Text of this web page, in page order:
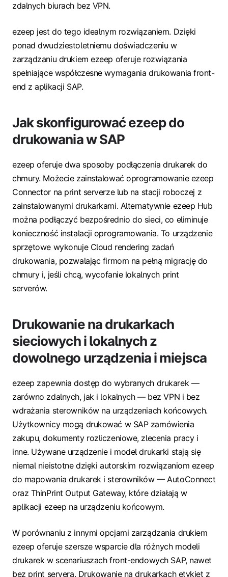
zdalnych biurach bez VPN.
ezeep jest do tego idealnym rozwiązaniem. Dzięki
ponad dwudziestoletniemu doświadczeniu w
zarządzaniu drukiem ezeep oferuje rozwiązania
spełniające współczesne wymagania drukowania front-
end z aplikacji SAP.
Jak skonfigurować ezeep do
drukowania w SAP
ezeep oferuje dwa sposoby podłączenia drukarek do
chmury. Możecie zainstalować oprogramowanie ezeep
Connector na print serverze lub na stacji roboczej z
zainstalowanymi drukarkami. Alternatywnie ezeep Hub
można podłączyć bezpośrednio do sieci, co eliminuje
konieczność instalacji oprogramowania. To urządzenie
sprzętowe wykonuje Cloud rendering zadań
drukowania, pozwalając firmom na pełną migrację do
chmury i, jeśli chcą, wycofanie lokalnych print
serverów.
Drukowanie na drukarkach
sieciowych i lokalnych z
dowolnego urządzenia i miejsca
ezeep zapewnia dostęp do wybranych drukarek —
zarówno zdalnych, jak i lokalnych — bez VPN i bez
wdrażania sterowników na urządzeniach końcowych.
Użytkownicy mogą drukować w SAP zamówienia
zakupu, dokumenty rozliczeniowe, zlecenia pracy i
inne. Używane urządzenie i model drukarki stają się
niemal nieistotne dzięki autorskim rozwiązaniom ezeep
do mapowania drukarek i sterowników — AutoConnect
oraz ThinPrint Output Gateway, które działają w
aplikacji ezeep na urządzeniu końcowym.
W porównaniu z innymi opcjami zarządzania drukiem
ezeep oferuje szersze wsparcie dla różnych modeli
drukarek w scenariuszach front-endowych SAP, nawet
bez print servera. Drukowanie na drukarkach etykiet z